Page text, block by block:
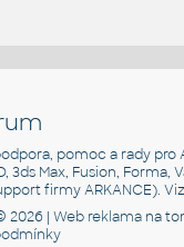
pomoc a rady pro
3ds Max, Fusion,
firmy ARKANCE).
2026 |Web reklama na